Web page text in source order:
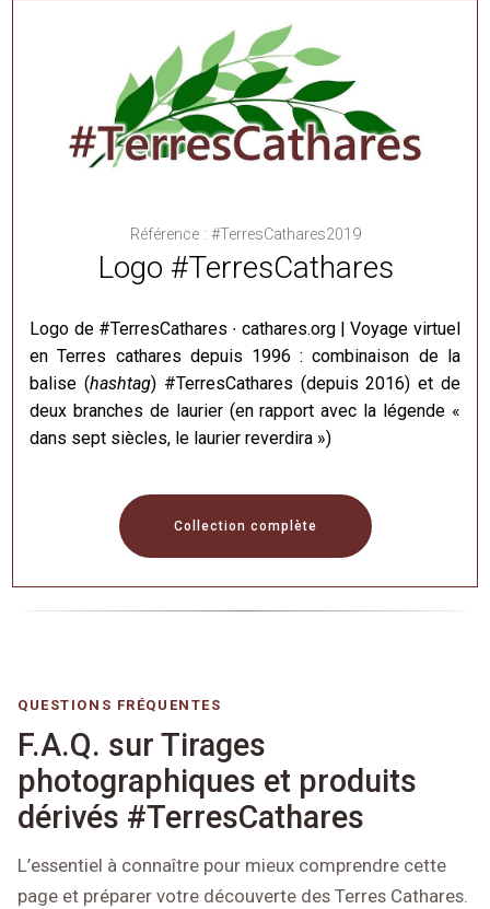
Référence : #TerresCathares2019
Logo #TerresCathares
Logo de #TerresCathares ∙ cathares.org | Voyage virtuel
en Terres cathares depuis 1996 : combinaison de la
balise (hashtag) #TerresCathares (depuis 2016) et de
deux branches de laurier (en rapport avec la légende «
dans sept siècles, le laurier reverdira »)
Collection complète
QUESTIONS FRÉQUENTES
F.A.Q. sur Tirages
photographiques et produits
dérivés #TerresCathares
L’essentiel à connaître pour mieux comprendre cette
page et préparer votre découverte des Terres Cathares.